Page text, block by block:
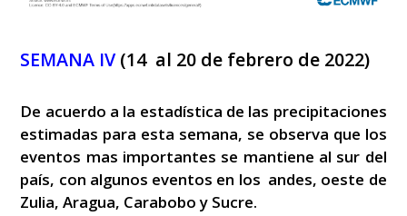
SEMANA IV(14 al 20 de febrero de 2022)
De acuerdo a la estadística de las precipitaciones
estimadas para esta semana, se observa que los
eventos mas importantes se mantiene al sur del
país, con algunos eventos en los andes, oeste de
Zulia, Aragua, Carabobo y Sucre.